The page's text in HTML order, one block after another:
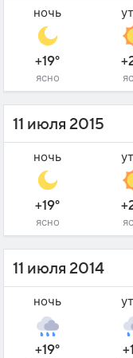
ночь
+19°
ясно
11 июля 2015
ночь
+19°
ясно
11 июля 2014
ночь
+19°